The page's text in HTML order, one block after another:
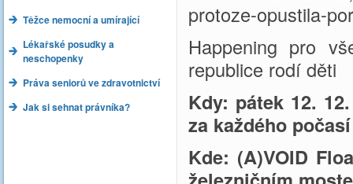
Těžce nemocní a umírající
Lékařské posudky a
neschopenky
Práva seniorů ve zdravotnictví
Jak si sehnat právníka?
protoze-opustila-
Happening pro
republice rodí děti
Kdy: pátek 12.
za každého počasí
Kde: (A)VOID